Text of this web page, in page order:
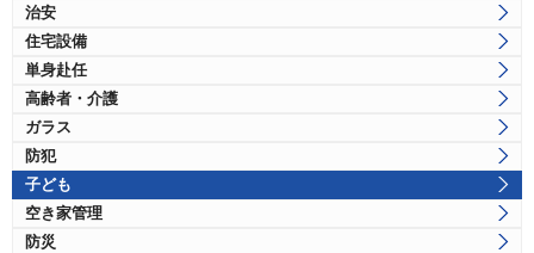
治安
住宅設備
単身赴任
高齢者・介護
ガラス
防犯
子ども
空き家管理
防災